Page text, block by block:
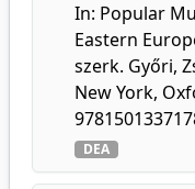
In: Popular
Eastern
szerk. Győri,
New York,
DEA